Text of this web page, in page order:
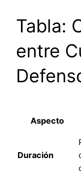
Tabla:
entre
Aspecto
Duración